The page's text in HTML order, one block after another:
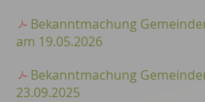
Bekanntmachung
am 19.05.2026
Bekanntmachung
23.09.2025